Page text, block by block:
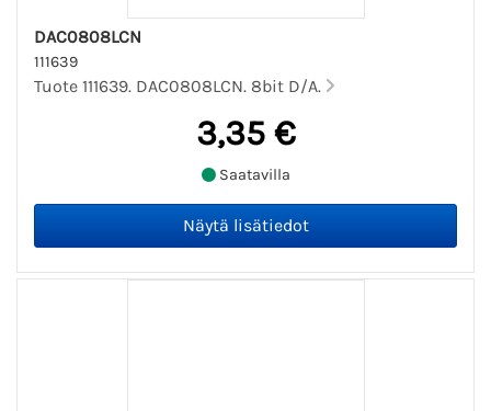
DAC0808LCN
111639
Tuote 111639. DAC0808LCN. 8bit D/A.
3,35 €
Saatavilla